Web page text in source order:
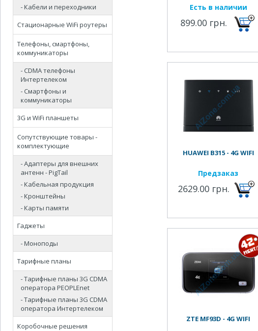
- Кабели и переходники
Стационарные WiFi роутеры
Телефоны, смартфоны,
коммуникаторы
- CDMA телефоны
Интертелеком
- Смартфоны и
коммуникаторы
3G и WiFi планшеты
Сопутствующие товары -
комплектующие
- Адаптеры для внешних
антенн - PigTail
- Кабельная продукция
- Кронштейны
- Карты памяти
Гаджеты
- Моноподы
Тарифные планы
- Тарифные планы 3G CDMA
оператора PEOPLEnet
- Тарифные планы 3G CDMA
оператора Интертелеком
Коробочные решения
Есть в наличии
899.00 грн.
HUAWEI B315 - 4G WIFI
Предзаказ
2629.00 грн.
ZTE MF93D - 4G WIFI